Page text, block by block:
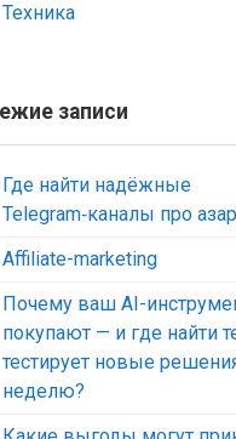
Техника
записи
Где найти надёжные
Telegram‑каналы про
Affiliate-marketing
Почему ваш AI-
покупают — и где найти
тестирует новые
неделю?